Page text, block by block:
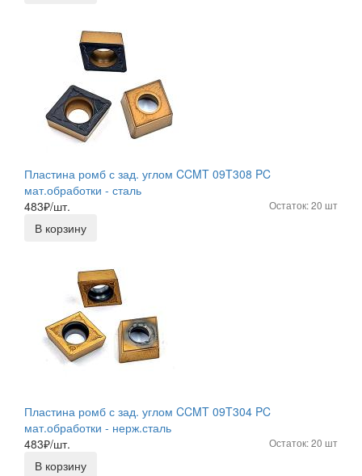
Пластина ромб с зад. углом CCMT 09T308 PC
мат.обработки - сталь
483₽/шт. Остаток: 20 шт
В корзину
Пластина ромб с зад. углом CCMT 09T304 PC
мат.обработки - нерж.сталь
483₽/шт. Остаток: 20 шт
В корзину